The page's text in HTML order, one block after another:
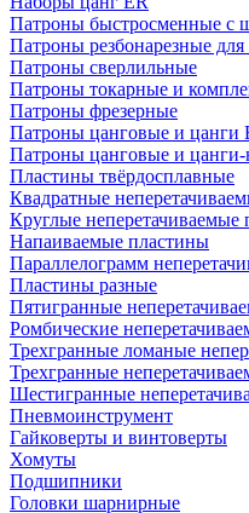
Патроны быстросменные с
Патроны резбонарезные для
Патроны сверлильные
Патроны токарные и
Патроны фрезерные
Патроны цанговые и цанги
Патроны цанговые и цанги-
Пластины твёрдосплавные
Квадратные
Круглые неперетачиваемые
Напаиваемые пластины
Параллелограмм
Пластины разные
Пятигранные
Ромбические
Трехгранные ломаные
Трехгранные
Шестигранные
Пневмоинструмент
Гайковерты и винтоверты
Хомуты
Подшипники
Головки шарнирные